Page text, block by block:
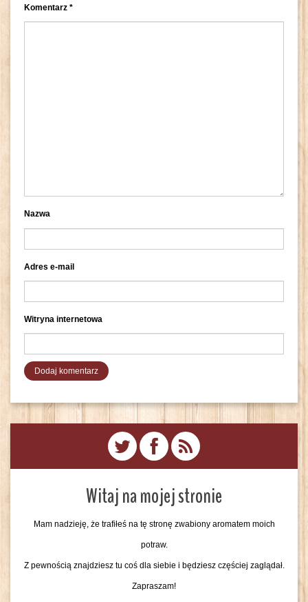
Komentarz *
Nazwa
Adres e-mail
Witryna internetowa
Witaj na mojej stronie
Mam nadzieję, że trafiłeś na tę stronę zwabiony aromatem moich
potraw.
Z pewnością znajdziesz tu coś dla siebie i będziesz częściej zaglądał.
Zapraszam!